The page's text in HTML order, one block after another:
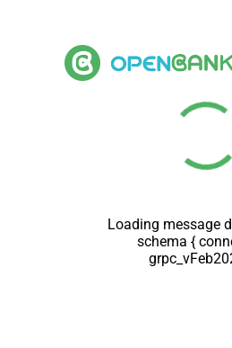
Loading message
schema {